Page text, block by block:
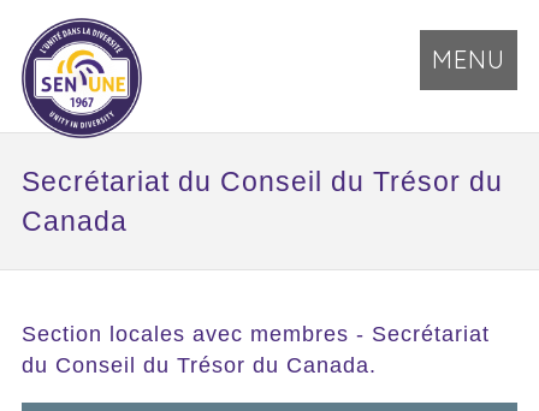
MENU
Secrétariat du Conseil du Trésor du
Canada
Section locales avec membres - Secrétariat
du Conseil du Trésor du Canada.